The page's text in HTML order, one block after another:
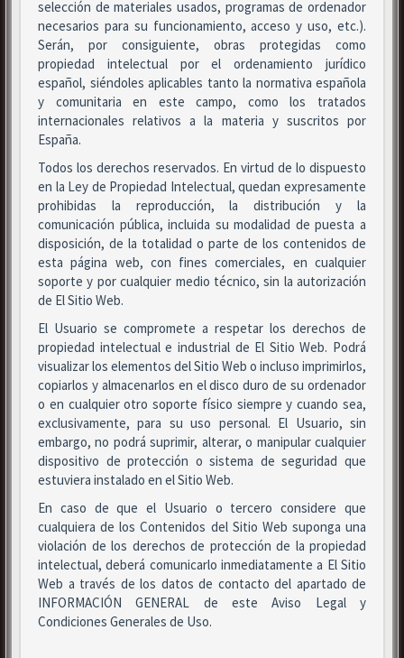
selección de materiales usados, programas de ordenador
necesarios para su funcionamiento, acceso y uso, etc.).
Serán, por consiguiente, obras protegidas como
propiedad intelectual por el ordenamiento jurídico
español, siéndoles aplicables tanto la normativa española
y comunitaria en este campo, como los tratados
internacionales relativos a la materia y suscritos por
España.
Todos los derechos reservados. En virtud de lo dispuesto
en la Ley de Propiedad Intelectual, quedan expresamente
prohibidas la reproducción, la distribución y la
comunicación pública, incluida su modalidad de puesta a
disposición, de la totalidad o parte de los contenidos de
esta página web, con fines comerciales, en cualquier
soporte y por cualquier medio técnico, sin la autorización
de El Sitio Web.
El Usuario se compromete a respetar los derechos de
propiedad intelectual e industrial de El Sitio Web. Podrá
visualizar los elementos del Sitio Web o incluso imprimirlos,
copiarlos y almacenarlos en el disco duro de su ordenador
o en cualquier otro soporte físico siempre y cuando sea,
exclusivamente, para su uso personal. El Usuario, sin
embargo, no podrá suprimir, alterar, o manipular cualquier
dispositivo de protección o sistema de seguridad que
estuviera instalado en el Sitio Web.
En caso de que el Usuario o tercero considere que
cualquiera de los Contenidos del Sitio Web suponga una
violación de los derechos de protección de la propiedad
intelectual, deberá comunicarlo inmediatamente a El Sitio
Web a través de los datos de contacto del apartado de
INFORMACIÓN GENERAL de este Aviso Legal y
Condiciones Generales de Uso.